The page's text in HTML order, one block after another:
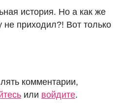
история. Но а как же
приходил?! Вот только
комментарии,
или войдите.